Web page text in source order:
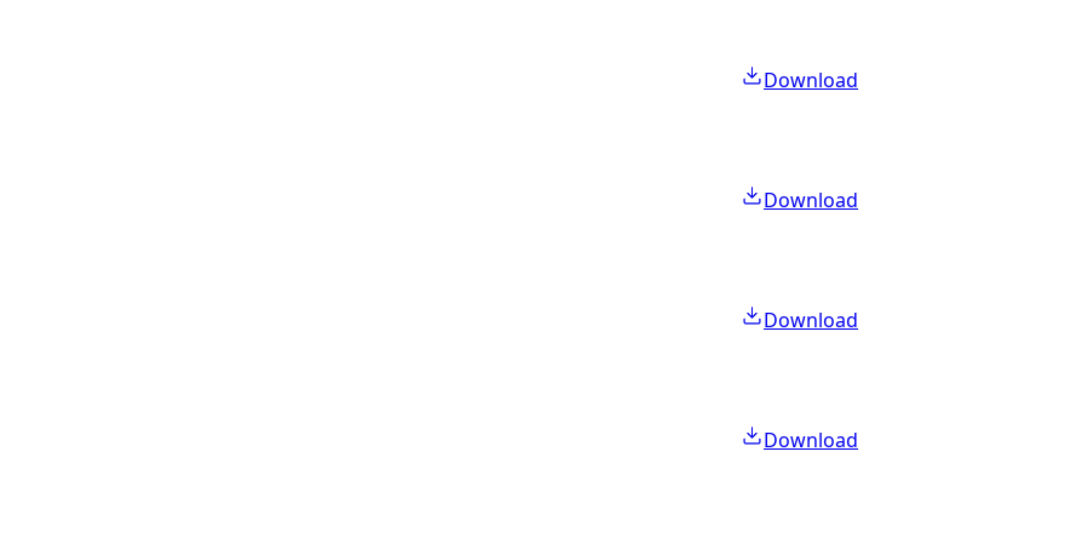
Download
Download
Download
Download